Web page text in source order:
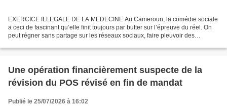
EXERCICE ILLEGALE DE LA MEDECINE Au Cameroun, la comédie sociale
a ceci de fascinant qu’elle finit toujours par butter sur l’épreuve du réel. On
peut régner sans partage sur les réseaux sociaux, faire pleuvoir des
Une opération financièrement suspecte de la
révision du POS révisé en fin de mandat
Publié le 25/07/2026 à 16:02